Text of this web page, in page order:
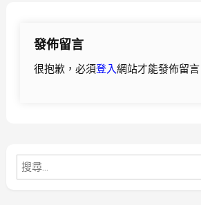
發佈留言
很抱歉，必須登入網站才能發佈留言